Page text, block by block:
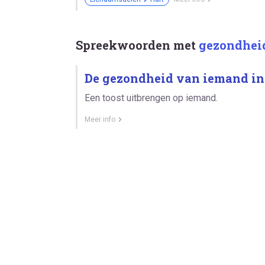
Spreekwoorden met
De gezondheid van iemand
Een toost uitbrengen op iemand.
Meer info